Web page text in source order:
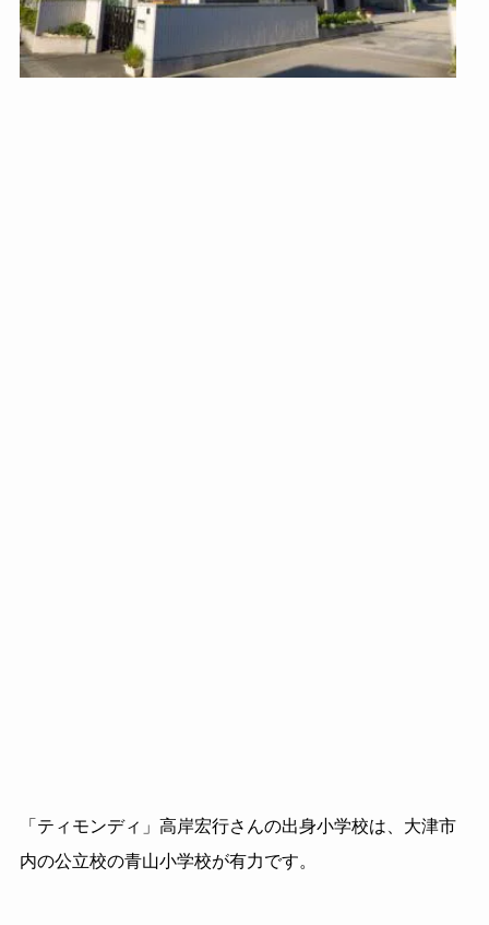
「ティモンディ」高岸宏行さんの出身小学校は、大津市
内の公立校の青山小学校が有力です。